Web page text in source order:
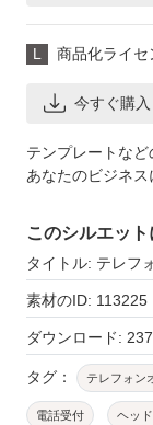
L 商品化ライセ
今すぐ購入
テンプレートなど
あなたのビジネス
このシルエッ
タイトル: テレフ
素材のID: 113225
ダウンロード:
タグ： テレフォン
電話受付 ヘッ